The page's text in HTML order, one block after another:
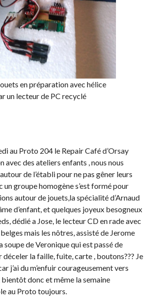
en préparation avec hélice
un lecteur de PC recyclé
au Proto 204 le Repair Café d’Orsay
des ateliers enfants , nous nous
de l’établi pour ne pas gêner leurs
groupe homogène s’est formé pour
autour de jouets,la spécialité d’Arnaud
d’enfant, et quelques joyeux besogneux
dédié a Jose, le lecteur CD en rade avec
mais les nôtres, assisté de Jerome
de Veronique qui est passé de
déceler la faille, fuite, carte , boutons??? Je
j’ai du m’enfuir courageusement vers
bientôt donc et même la semaine
au Proto toujours.